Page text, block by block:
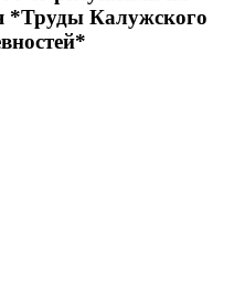
*Труды Калужского